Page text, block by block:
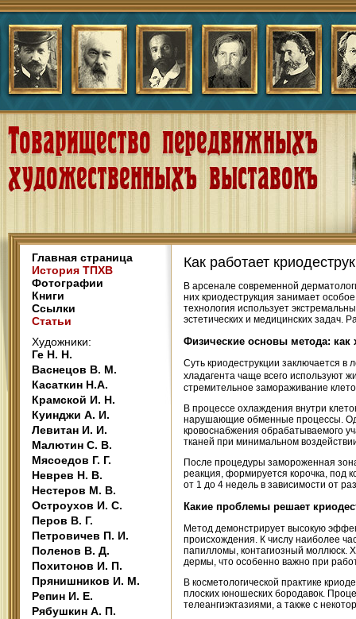
Главная страница
История ТПХВ
Фотографии
Книги
Ссылки
Статьи
Художники:
Ге Н. Н.
Васнецов В. М.
Касаткин Н.А.
Крамской И. Н.
Куинджи А. И.
Левитан И. И.
Малютин С. В.
Мясоедов Г. Г.
Неврев Н. В.
Нестеров М. В.
Остроухов И. С.
Перов В. Г.
Петровичев П. И.
Поленов В. Д.
Похитонов И. П.
Прянишников И. М.
Репин И. Е.
Рябушкин А. П.
Как работает
В арсенале современной
них криодеструкция занимает
технология использует
эстетических и медицинских
Физические основы метода: как
Суть криодеструкции заключается в
хладагента чаще всего используют
стремительное замораживание
В процессе охлаждения внутри
нарушающие обменные процессы.
кровоснабжения обрабатываемого
тканей при минимальном
После процедуры замороженная
реакция, формируется корочка, под
от 1 до 4 недель в зависимости от
Какие проблемы решает
Метод демонстрирует высокую
происхождения. К числу наиболее
папилломы, контагиозный моллюск.
дермы, что особенно важно при
В косметологической практике
плоских юношеских бородавок.
телеангиэктазиями, а также с